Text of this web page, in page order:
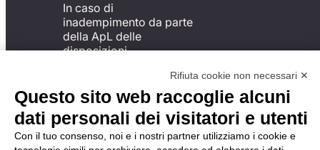
In caso di
inadempimento da parte
della ApL delle
disposizioni
possibile presentare un
reclamo
all’Organismo di
Monitoraggio utilizzando
una delle modalità
Rifiuta cookie non necessari ✕
Questo sito web raccoglie alcuni
dati personali dei visitatori e utenti
Con il tuo consenso, noi e i nostri partner utilizziamo i cookie e